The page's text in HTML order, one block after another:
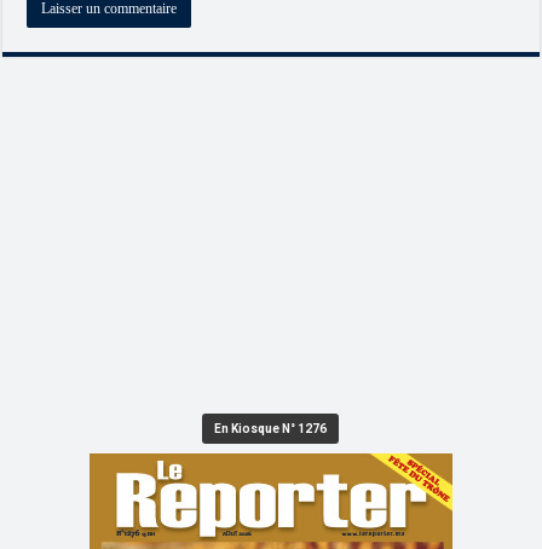
En Kiosque N° 1276